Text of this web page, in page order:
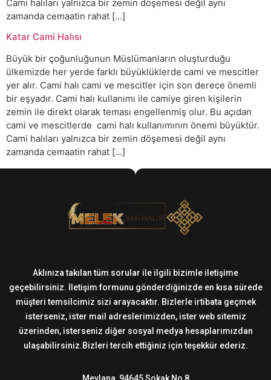
Cami halıları yalnızca bir zemin döşemesi değil aynı
zamanda cemaatin rahat […]
Katar Cami Halısı
Büyük bir çoğunluğunun Müslümanların oluşturduğu
ülkemizde her yerde farklı büyüklüklerde cami ve mescitler
yer alır. Cami halı cami ve mescitler için son derece önemli
bir eşyadır. Cami halı kullanımı ile camiye giren kişilerin
zemin ile direkt olarak teması engellenmiş olur. Bu açıdan
cami ve mescitlerde cami halı kullanımının önemi büyüktür.
Cami halıları yalnızca bir zemin döşemesi değil aynı
zamanda cemaatin rahat […]
Aklınıza takılan tüm sorular ile ilgili bizimle iletişime
geçebilirsiniz. İletişim formunu gönderdiğinizde en kısa sürede
müşteri temsilcimiz sizi arayacaktır. Bizlerle irtibata geçmek
isterseniz, ister mail adreslerimizden, ister web sitemiz
üzerinden, isterseniz diğer sosyal medya hesaplarımızdan
ulaşabilirsiniz.Bizleri tercih ettiğiniz için teşekkür ederiz.